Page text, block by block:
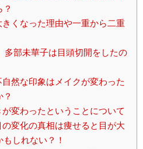
くなった理由や一重から二重
多部未華子は目頭切開をしたの
然な印象はメイクが変わった
変わったということについて
変化の真相は痩せると目が大
しれない？！